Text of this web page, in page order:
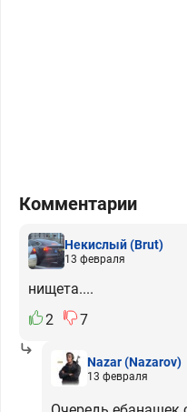
Комментарии
Некислый(Brut)
13 февраля
нищета....
2
7
Nazar(Nazarov)
13 февраля